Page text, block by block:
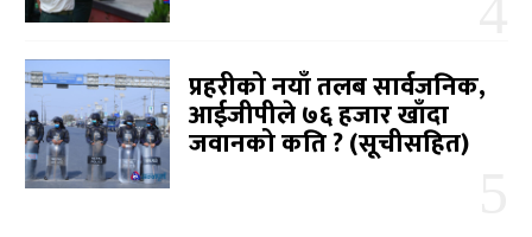
प्रहरीको नयाँ तलब सार्वजनिक,
आईजीपीले ७६ हजार खाँदा
जवानको कति ? (सूचीसहित)